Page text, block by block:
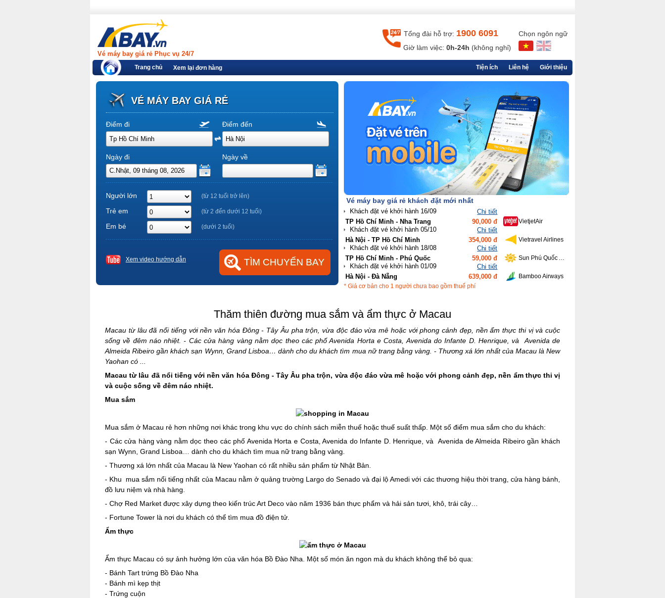
Vé máy bay giá rẻ Phục vụ 24/7
Tổng đài hỗ trợ: 1900 6091
Giờ làm việc: 0h-24h (không nghỉ)
Chọn ngôn ngữ
Trang chủ Xem lại đơn hàng Giới thiệu
Liên hệ
Tiện ích
VÉ MÁY BAY GIÁ RẺ
Điểm đi Điểm đến
Ngày đi Ngày về
Người lớn (từ 12 tuổi trở lên)
Trẻ em (từ 2 đến dưới 12 tuổi)
Em bé (dưới 2 tuổi)
Xem video hướng dẫn
Vé máy bay giá rẻ khách đặt mới nhất
TP Hồ Chí Minh - Nha Trang 90,000 đ
Chi tiết
VietjetAir
Hà Nội - TP Hồ Chí Minh 354,000 đ
Chi tiết
Vietravel Airlines
TP Hồ Chí Minh - Phú Quốc 59,000 đ
Chi tiết
Sun Phú Quốc Airways
Hà Nội - Đà Nẵng 639,000 đ
Chi tiết
Bamboo Airways
* Giá cơ bản cho 1 người chưa bao gồm thuế phí
Thăm thiên đường mua sắm và ẩm thực ở Macau
Macau từ lâu đã nổi tiếng với nền văn hóa Đông - Tây Âu pha trộn, vừa độc đáo vừa mê hoặc với phong cảnh đẹp, nền ẩm thực thi vị và cuộc
sống về đêm náo nhiệt. - Các cửa hàng vàng nằm dọc theo các phố Avenida Horta e Costa, Avenida do Infante D. Henrique, và Avenida de
Almeida Ribeiro gần khách sạn Wynn, Grand Lisboa… dành cho du khách tìm mua nữ trang bằng vàng. - Thương xá lớn nhất của Macau là New
Yaohan có ...
Macau từ lâu đã nổi tiếng với nền văn hóa Đông - Tây Âu pha trộn, vừa độc đáo vừa mê hoặc với phong cảnh đẹp, nền ẩm thực thi vị
và cuộc sống về đêm náo nhiệt.
Mua sắm
Mua sắm ở Macau rẻ hơn những nơi khác trong khu vực do chính sách miễn thuế hoặc thuế suất thấp. Một số điểm mua sắm cho du khách:
- Các cửa hàng vàng nằm dọc theo các phố Avenida Horta e Costa, Avenida do Infante D. Henrique, và Avenida de Almeida Ribeiro gần khách
sạn Wynn, Grand Lisboa… dành cho du khách tìm mua nữ trang bằng vàng.
- Thương xá lớn nhất của Macau là New Yaohan có rất nhiều sản phẩm từ Nhật Bản.
- Khu mua sắm nổi tiếng nhất của Macau nằm ở quảng trường Largo do Senado và đại lộ Amedi với các thương hiệu thời trang, cửa hàng bánh,
đồ lưu niệm và nhà hàng.
- Chợ Red Market được xây dựng theo kiến trúc Art Deco vào năm 1936 bán thực phẩm và hải sản tươi, khô, trái cây…
- Fortune Tower là nơi du khách có thể tìm mua đồ điện tử.
Ẩm thực
Ẩm thực Macau có sự ảnh hưởng lớn của văn hóa Bồ Đào Nha. Một số món ăn ngon mà du khách không thể bỏ qua:
- Bánh Tart trứng Bồ Đào Nha
- Bánh mì kẹp thịt
- Trứng cuộn